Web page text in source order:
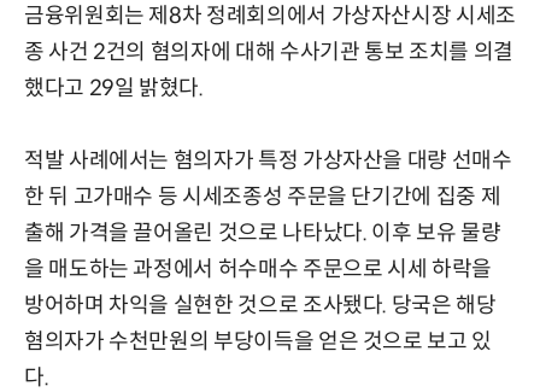
금융위원회는 제8차 정례회의에서 가상자산시장 시세조
종 사건 2건의 혐의자에 대해 수사기관 통보 조치를 의결
했다고 29일 밝혔다.
적발 사례에서는 혐의자가 특정 가상자산을 대량 선매수
한 뒤 고가매수 등 시세조종성 주문을 단기간에 집중 제
출해 가격을 끌어올린 것으로 나타났다. 이후 보유 물량
을 매도하는 과정에서 허수매수 주문으로 시세 하락을
방어하며 차익을 실현한 것으로 조사됐다. 당국은 해당
혐의자가 수천만원의 부당이득을 얻은 것으로 보고 있
다.